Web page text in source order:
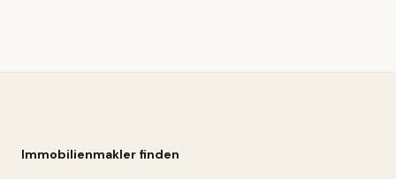
Immobilienmakler finden